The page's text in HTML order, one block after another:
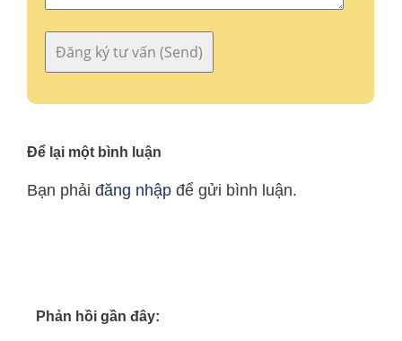
Để lại một bình luận
Bạn phải đăng nhập để gửi bình luận.
Phản hồi gần đây: